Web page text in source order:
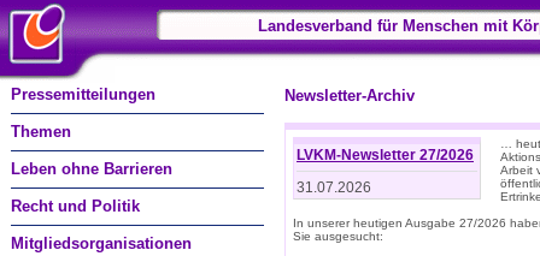
Landesverband für Menschen mit
Pressemitteilungen
Themen
Leben ohne Barrieren
Recht und Politik
Mitgliedsorganisationen
Newsletter-Archiv
LVKM-Newsletter 27/2026
31.07.2026
…
Arbeit
In unserer heutigen Ausgabe 27/2026
Sie ausgesucht: